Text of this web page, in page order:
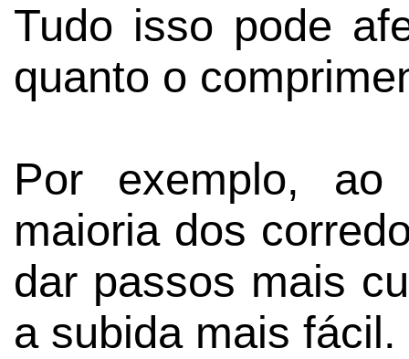
Tudo isso pode
quanto o
Por exemplo,
maioria dos
dar passos mais
a subida mais fácil.